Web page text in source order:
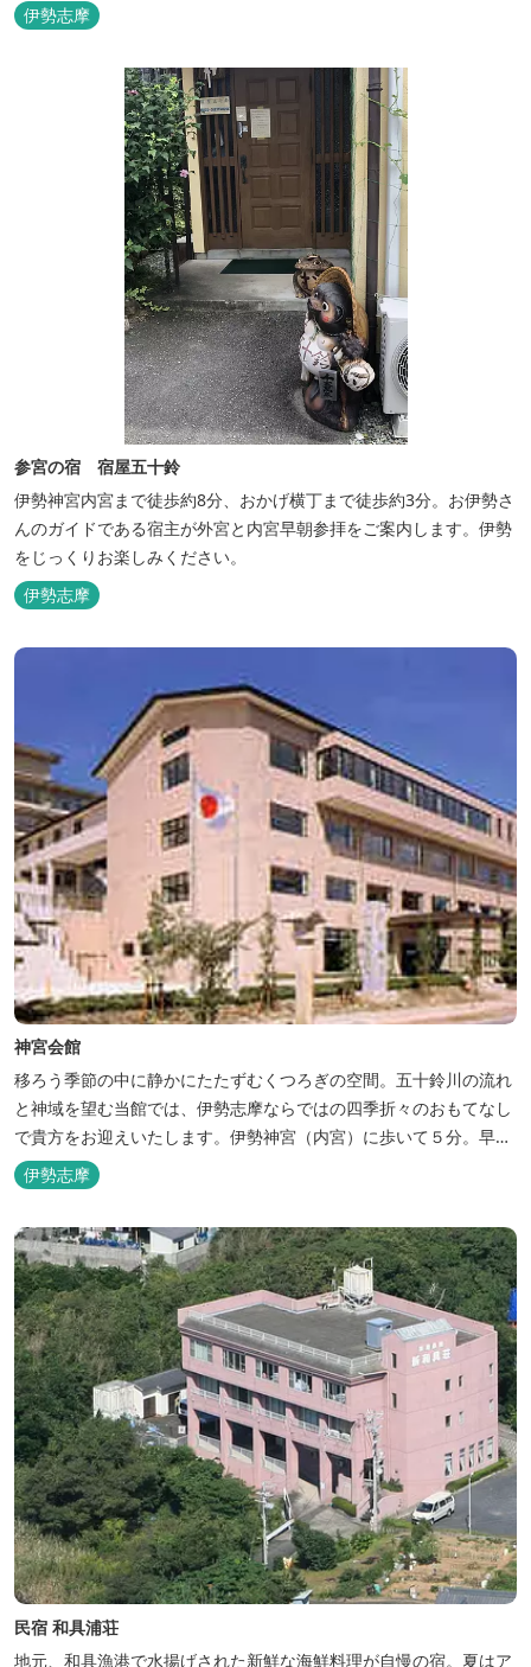
食・宿泊ができます。
伊勢志摩
参宮の宿 宿屋五十鈴
伊勢神宮内宮まで徒歩約8分、おかげ横丁まで徒歩約3分。お伊勢さ
んのガイドである宿主が外宮と内宮早朝参拝をご案内します。伊勢
をじっくりお楽しみください。
伊勢志摩
神宮会館
移ろう季節の中に静かにたたずむくつろぎの空間。五十鈴川の流れ
と神域を望む当館では、伊勢志摩ならではの四季折々のおもてなし
で貴方をお迎えいたします。伊勢神宮（内宮）に歩いて５分。早朝
参拝を体験できます。
伊勢志摩
民宿 和具浦荘
地元、和具漁港で水揚げされた新鮮な海鮮料理が自慢の宿。夏はア